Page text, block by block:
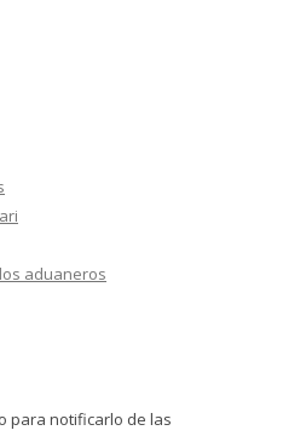
aduaneros
para notificarlo de las